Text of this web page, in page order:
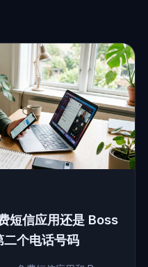
短信应用还是 Boss
个电话号码